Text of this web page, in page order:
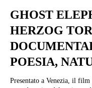
GHOST
HERZOG
POESIA,
Presentato a Venezia, il